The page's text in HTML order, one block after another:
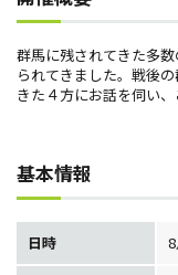
群馬に残されてきた多
られてきました。戦後
きた４方にお話を伺い
基本情報
日時